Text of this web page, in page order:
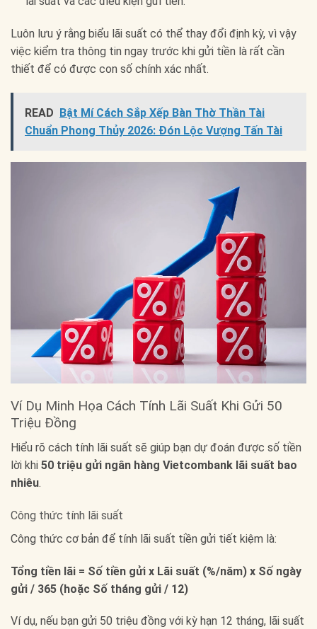
Luôn lưu ý rằng biểu lãi suất có thể thay đổi định kỳ, vì vậy
việc kiểm tra thông tin ngay trước khi gửi tiền là rất cần
thiết để có được con số chính xác nhất.
READ Bật Mí Cách Sắp Xếp Bàn Thờ Thần Tài
Chuẩn Phong Thủy 2026: Đón Lộc Vượng Tấn Tài
Ví Dụ Minh Họa Cách Tính Lãi Suất Khi Gửi 50
Triệu Đồng
Hiểu rõ cách tính lãi suất sẽ giúp bạn dự đoán được số tiền
lời khi 50 triệu gửi ngân hàng Vietcombank lãi suất bao
nhiêu.
Công thức tính lãi suất
Công thức cơ bản để tính lãi suất tiền gửi tiết kiệm là:
Tổng tiền lãi = Số tiền gửi x Lãi suất (%/năm) x Số ngày
gửi / 365 (hoặc Số tháng gửi / 12)
Ví dụ, nếu bạn gửi 50 triệu đồng với kỳ hạn 12 tháng, lãi suất